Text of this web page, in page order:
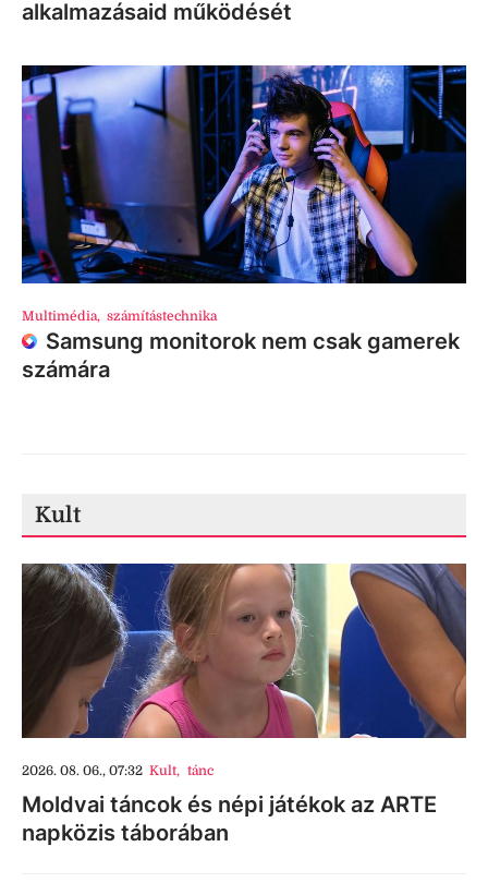
alkalmazásaid működését
Multimédia, számítástechnika
Samsung monitorok nem csak gamerek
számára
Kult
2026. 08. 06., 07:32 Kult, tánc
Moldvai táncok és népi játékok az ARTE
napközis táborában